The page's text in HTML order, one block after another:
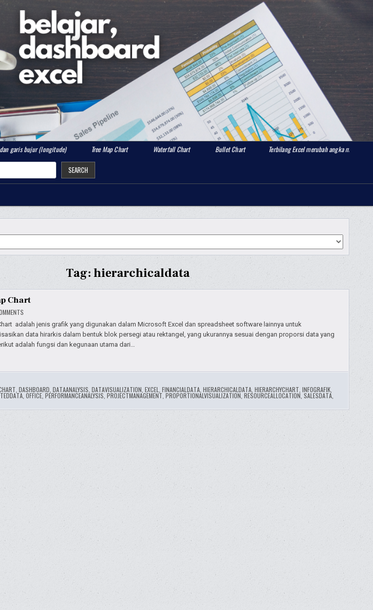
(longitude) Tree Map Chart Waterfall Chart Bullet Chart Terbilang Excel merubah angka menjadi huruf
SEARCH
Tag:hierarchicaldata
Chart
ON
TREE
MAP
CHART
adalah jenis grafik yang digunakan dalam Microsoft Excel dan spreadsheet software lainnya untuk
data hirarkis dalam bentuk blok persegi atau rektangel, yang ukurannya sesuai dengan proporsi data yang
adalah fungsi dan kegunaan utama dari…
DASHBOARD DATAANALYSIS DATAVISUALIZATION EXCEL FINANCIALDATA, HIERARCHICALDATA, HIERARCHYCHART INFOGRAFIK,
, OFFICE, PERFORMANCEANALYSIS PROJECTMANAGEMENT PROPORTIONALVISUALIZATION RESOURCEALLOCATION SALESDATA,